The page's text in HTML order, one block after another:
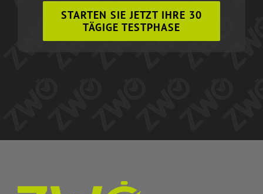
STARTEN SIE JETZT IHRE 30
TÄGIGE TESTPHASE